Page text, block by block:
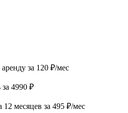
за 120 ₽/мес
4990 ₽
12 месяцев за 495 ₽/мес